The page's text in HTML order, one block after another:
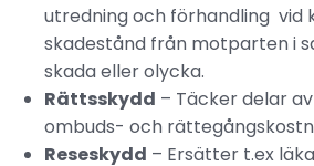
utredning och förhandling vid
skadestånd från motparten i
skada eller olycka.
Rättsskydd – Täcker delar
ombuds- och
Reseskydd – Ersätter t.ex